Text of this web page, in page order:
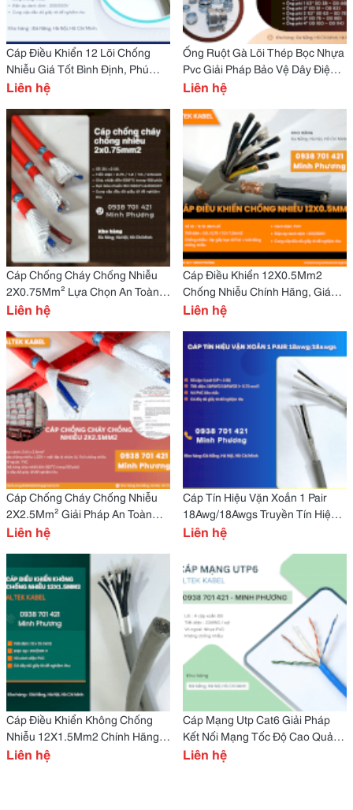
Cáp Điều Khiển 12 Lõi Chống
Nhiễu Giá Tốt Bình Định, Phú
Yên, Khánh Hòa, Huế
Liên hệ
Ống Ruột Gà Lõi Thép Bọc Nhựa
Pvc Giải Pháp Bảo Vệ Dây Điện
An Toàn Cho Mọi Công Trình
Liên hệ
Cáp Chống Cháy Chống Nhiễu
2X0.75Mm² Lựa Chọn An Toàn
Cho Hệ Thống Pccc Huế
Liên hệ
Cáp Điều Khiển 12X0.5Mm2
Chống Nhiễu Chính Hãng, Giá
Tốt Đà Nẵng, Huế, Gia Lai
Liên hệ
Cáp Chống Cháy Chống Nhiễu
2X2.5Mm² Giải Pháp An Toàn
Cho Hệ Thống Pccc
Liên hệ
Cáp Tín Hiệu Vặn Xoắn 1 Pair
18Awg/18Awgs Truyền Tín Hiệu
Ổn Định, Chống Suy Hao
Liên hệ
Cáp Điều Khiển Không Chống
Nhiễu 12X1.5Mm2 Chính Hãng
Huế, Thanh Hóa, Nghệ An
Liên hệ
Cáp Mạng Utp Cat6 Giải Pháp
Kết Nối Mạng Tốc Độ Cao Quảng
Ngãi, Bình Định, Huế
Liên hệ